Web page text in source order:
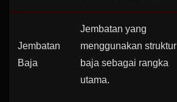
Jembatan
Baja
Jembatan yang
menggunakan struktur
baja sebagai rangka
utama.